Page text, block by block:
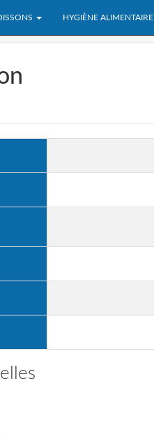
HYGIÈNE ALIMENTAIRE